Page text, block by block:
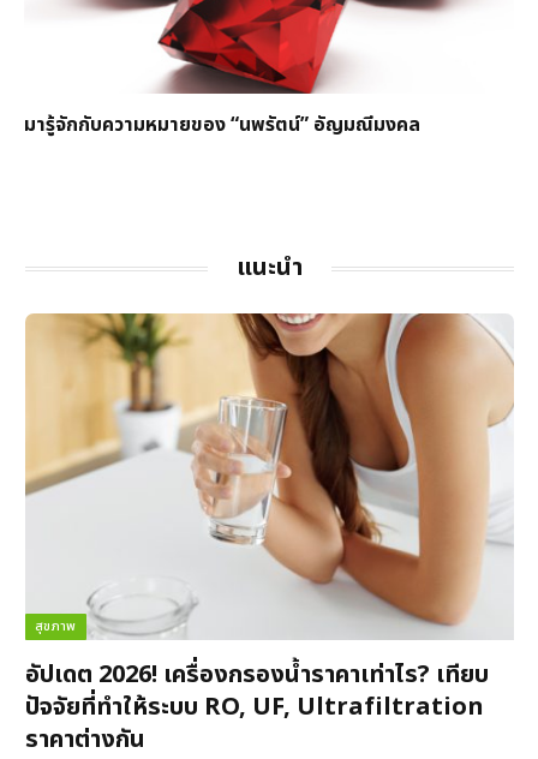
มารู้จักกับความหมายของ “นพรัตน์” อัญมณีมงคล
แนะนำ
สุขภาพ
อัปเดต 2026! เครื่องกรองน้ำราคาเท่าไร? เทียบ
ปัจจัยที่ทำให้ระบบ RO, UF, Ultrafiltration
ราคาต่างกัน